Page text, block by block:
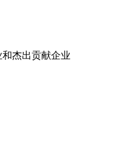
杰出贡献企业